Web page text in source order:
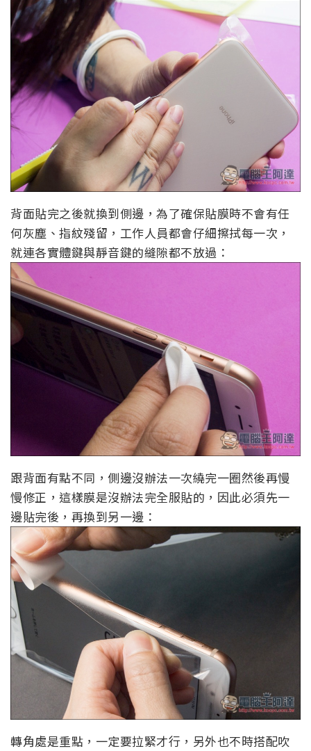
背面貼完之後就換到側邊，為了確保貼膜時不會有任
何灰塵、指紋殘留，工作人員都會仔細擦拭每一次，
就連各實體鍵與靜音鍵的縫隙都不放過：
跟背面有點不同，側邊沒辦法一次繞完一圈然後再慢
慢修正，這樣膜是沒辦法完全服貼的，因此必須先一
邊貼完後，再換到另一邊：
轉角處是重點，一定要拉緊才行，另外也不時搭配吹